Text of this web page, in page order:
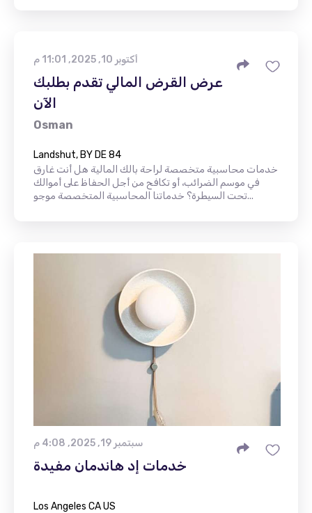
أكتوبر 10, 2025, 11:01 م
عرض القرض المالي تقدم بطلبك
الآن
Osman
Landshut, BY DE 84
خدمات محاسبية متخصصة لراحة بالك المالية هل أنت غارق
في موسم الضرائب، أو تكافح من أجل الحفاظ على أموالك
تحت السيطرة؟ خدماتنا المحاسبية المتخصصة موجو...
سبتمبر 19, 2025, 4:08 م
خدمات إد هاندمان مفيدة
Los Angeles CA US